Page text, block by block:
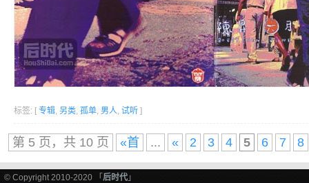
标签: [ 专辑, 另类, 孤单, 男人, 试听 ]
第 5 页，共 10 页 «首 ... « 2 3 4 5 6 7 8
© Copyright 2010-2020 「 后时代 」